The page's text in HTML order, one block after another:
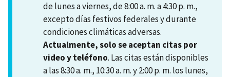
de lunes a viernes, de 8:00 a. m. a 4:30 p. m.,
excepto días festivos federales y durante
condiciones climáticas adversas.
Actualmente, solo se aceptan citas por
video y teléfono. Las citas están disponibles
a las 8:30 a. m., 10:30 a. m. y 2:00 p. m. los lunes,